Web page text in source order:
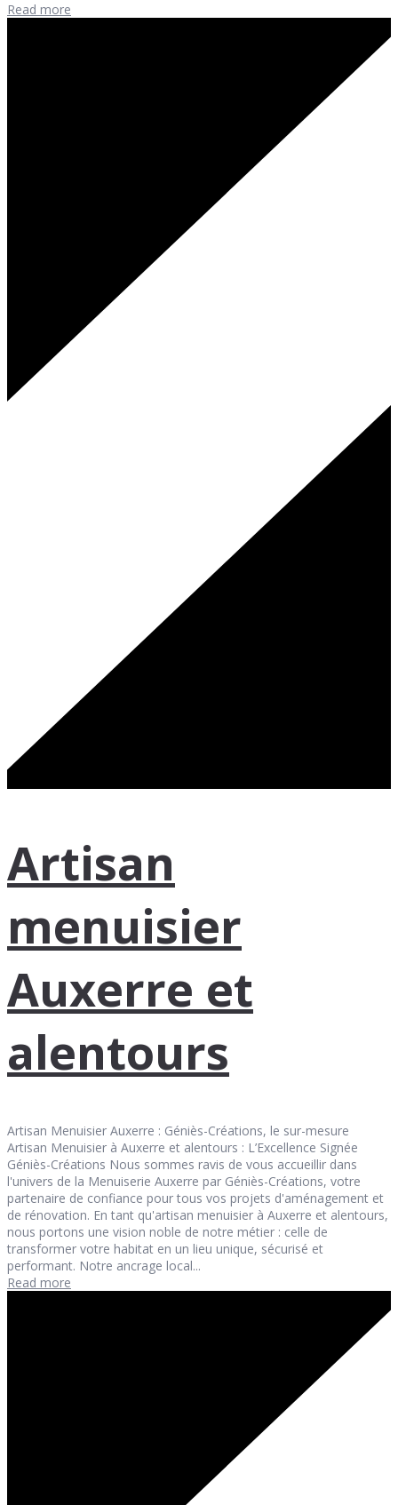
Read more
Artisan
menuisier
Auxerre et
alentours
Artisan Menuisier Auxerre : Géniès-Créations, le sur-mesure
Artisan Menuisier à Auxerre et alentours : L’Excellence Signée
Géniès-Créations Nous sommes ravis de vous accueillir dans
l'univers de la Menuiserie Auxerre par Géniès-Créations, votre
partenaire de confiance pour tous vos projets d'aménagement et
de rénovation. En tant qu'artisan menuisier à Auxerre et alentours,
nous portons une vision noble de notre métier : celle de
transformer votre habitat en un lieu unique, sécurisé et
performant. Notre ancrage local...
Read more